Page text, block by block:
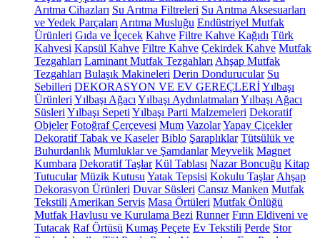
Arıtma Cihazları Su Arıtma Filtreleri Su Arıtma Aksesuarları
ve Yedek Parçaları Arıtma Musluğu Endüstriyel Mutfak
Ürünleri Gıda ve İçecek Kahve Filtre Kahve Kağıdı Türk
Kahvesi Kapsül Kahve Filtre Kahve Çekirdek Kahve Mutfak
Tezgahları Laminant Mutfak Tezgahları Ahşap Mutfak
Tezgahları Bulaşık Makineleri Derin Dondurucular Su
Sebilleri DEKORASYON VE EV GEREÇLERİYılbaşı
Ürünleri Yılbaşı Ağacı Yılbaşı Aydınlatmaları Yılbaşı Ağacı
Süsleri Yılbaşı Sepeti Yılbaşı Parti Malzemeleri Dekoratif
Objeler Fotoğraf Çerçevesi Mum VazolarYapay Çiçekler
Dekoratif Tabak ve Kaseler Biblo Şaraplıklar Tütsülük ve
Buhurdanlık Mumluklar ve Şamdanlar Meyvelik Magnet
Kumbara Dekoratif Taşlar Kül Tablası Nazar Boncuğu Kitap
Tutucular Müzik Kutusu Yatak Tepsisi Kokulu Taşlar Ahşap
Dekorasyon Ürünleri Duvar Süsleri Cansız Manken Mutfak
Tekstili Amerikan Servis Masa Örtüleri Mutfak Önlüğü
Mutfak Havlusu ve Kurulama Bezi Runner Fırın Eldiveni ve
Tutacak Raf Örtüsü Kumaş Peçete Ev Tekstili Perde Stor